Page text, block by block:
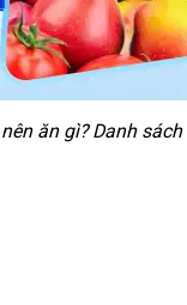
ăn gì? Danh